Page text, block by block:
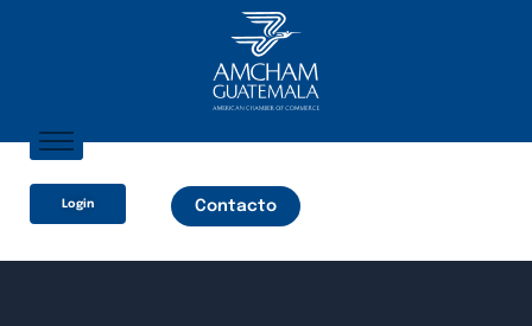
Sobre Nosotros
Socios
Login Contacto